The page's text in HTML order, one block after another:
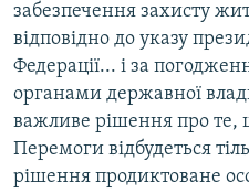
забезпечення захисту
відповідно до указу
Федерації... і за
органами державної
важливе рішення про те,
Перемоги відбудеться
рішення продиктоване